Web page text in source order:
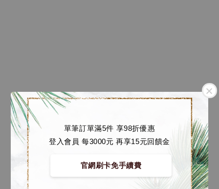
單筆訂單滿5件 享98折優惠
登入會員 每3000元 再享15元回饋金
官網刷卡免手續費
閃電霹靂車 系列蒐藏模
型 運輸維修車10V5000
含阿斯拉 MEGAHOUSE
C.F.C DX SUGO